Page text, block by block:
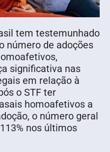
tem testemunhado
número de adoções
significativa nas
em relação à
o STF ter
homoafetivos a
o número geral
nos últimos